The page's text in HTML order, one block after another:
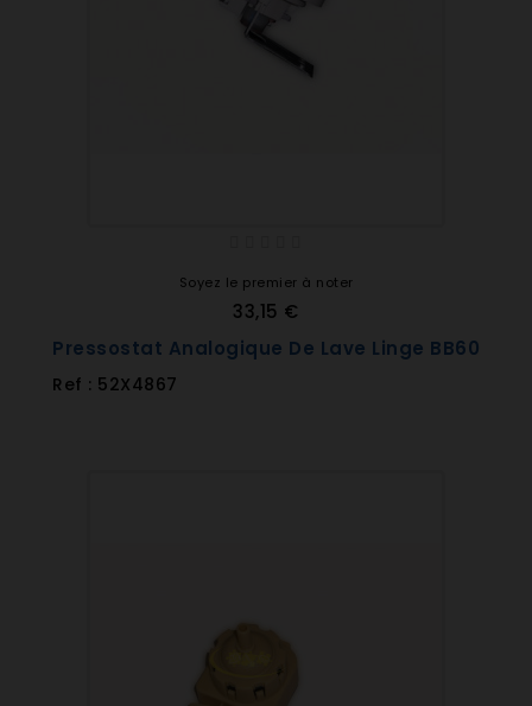
Soyez le premier à noter
33,15 €
Pressostat Analogique De Lave Linge BB60
Ref : 52X4867